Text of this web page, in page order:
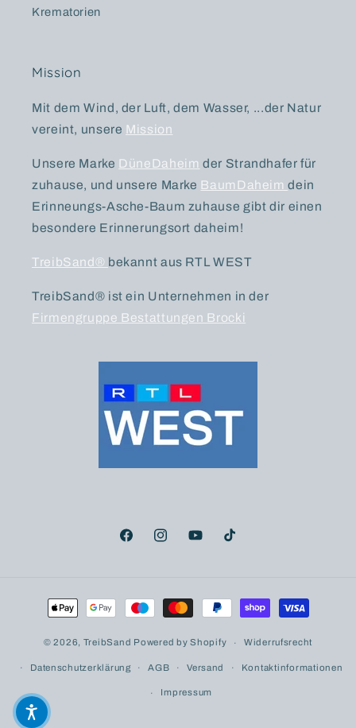
Krematorien
Mission
Mit dem Wind, der Luft, dem Wasser, ...der Natur
vereint, unsere Mission
Unsere Marke DüneDaheim der Strandhafer für
zuhause, und unsere Marke BaumDaheimdein
Erinneungs-Asche-Baum zuhause gibt dir einen
besondere Erinnerungsort daheim!
TreibSand® bekannt aus RTL WEST
TreibSand® ist ein Unternehmen in der
Firmengruppe Bestattungen Brocki
FacebookInstagramYouTubeTikTok
Zahlungsmethoden
© 2026, TreibSand Powered by Shopify Widerrufsrecht
Datenschutzerklärung AGB Versand Kontaktinformationen
Impressum